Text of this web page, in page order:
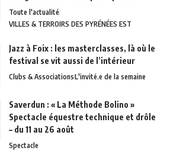
Toute l'actualité
VILLES & TERROIRS DES PYRÉNÉES EST
Jazz à Foix : les masterclasses, là où le
festival se vit aussi de l’intérieur
Clubs & AssociationsL'invité.e de la semaine
Saverdun : « La Méthode Bolino »
Spectacle équestre technique et drôle
– du 11 au 26 août
Spectacle